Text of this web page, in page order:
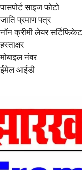
पासपोर्ट साइज फोटो
जाति प्रमाण पत्र
नॉन क्रीमी लेयर सर्टिफिकेट
हस्ताक्षर
मोबाइल नंबर
ईमेल आईडी